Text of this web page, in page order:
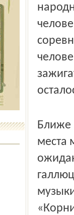
Ближе
места